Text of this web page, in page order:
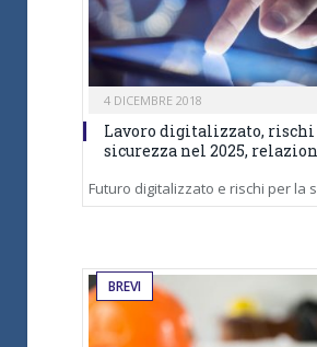
4 DICEMBRE 2018
Lavoro digitalizzato, rischi
sicurezza nel 2025,
Futuro digitalizzato e rischi per la
BREVI